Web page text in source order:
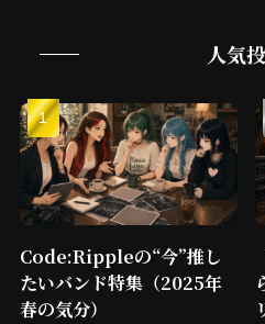
人気
Code:Rippleの“今”推し
たいバンド特集（2025年
春の気分）